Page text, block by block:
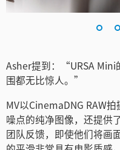
Asher提到：“URSA Mini
围都无比惊人。”
MV以CinemaDNG RAW
噪点的纯净图像，还提供
团队反馈，即使他们将画